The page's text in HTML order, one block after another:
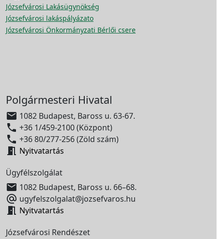
Józsefvárosi Lakásügynökség
Józsefvárosi lakáspályázato
Józsefvárosi Önkormányzati Bérlői csere
Polgármesteri Hivatal
 1082 Budapest, Baross u. 63-67.
 +36 1/459-2100 (Központ)
 +36 80/277-256 (Zöld szám)
 Nyitvatartás
Ügyfélszolgálat
 1082 Budapest, Baross u. 66–68.
 ugyfelszolgalat@jozsefvaros.hu
 Nyitvatartás
Józsefvárosi Rendészet